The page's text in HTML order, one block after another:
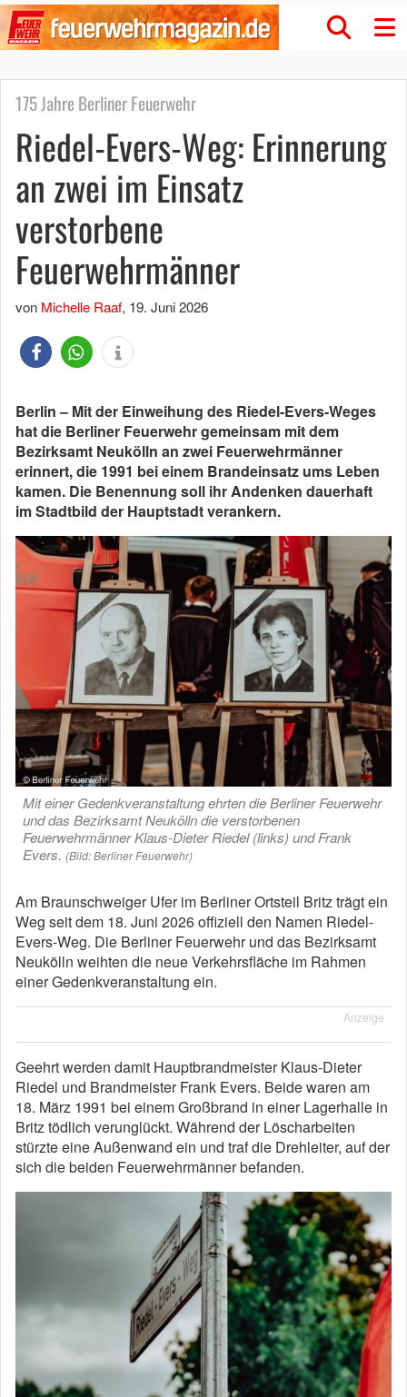
175 Jahre Berliner Feuerwehr
Riedel-Evers-Weg: Erinnerung
an zwei im Einsatz
verstorbene
Feuerwehrmänner
von Michelle Raaf, 19. Juni 2026
Berlin – Mit der Einweihung des Riedel-Evers-Weges
hat die Berliner Feuerwehr gemeinsam mit dem
Bezirksamt Neukölln an zwei Feuerwehrmänner
erinnert, die 1991 bei einem Brandeinsatz ums Leben
kamen. Die Benennung soll ihr Andenken dauerhaft
im Stadtbild der Hauptstadt verankern.
Mit einer Gedenkveranstaltung ehrten die Berliner Feuerwehr
und das Bezirksamt Neukölln die verstorbenen
Feuerwehrmänner Klaus-Dieter Riedel (links) und Frank
Evers. (Bild: Berliner Feuerwehr)
Am Braunschweiger Ufer im Berliner Ortsteil Britz trägt ein
Weg seit dem 18. Juni 2026 offiziell den Namen Riedel-
Evers-Weg. Die Berliner Feuerwehr und das Bezirksamt
Neukölln weihten die neue Verkehrsfläche im Rahmen
einer Gedenkveranstaltung ein.
Anzeige
Geehrt werden damit Hauptbrandmeister Klaus-Dieter
Riedel und Brandmeister Frank Evers. Beide waren am
18. März 1991 bei einem Großbrand in einer Lagerhalle in
Britz tödlich verunglückt. Während der Löscharbeiten
stürzte eine Außenwand ein und traf die Drehleiter, auf der
sich die beiden Feuerwehrmänner befanden.